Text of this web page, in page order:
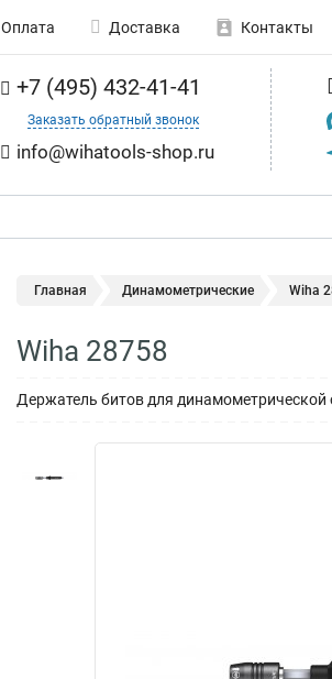
Оплата Доставка Контакты
+7 (495) 432-41-41
Заказать обратный звонок
info@wihatools-shop.ru
Главная Динамометрические Wiha
Wiha 28758
Держатель битов для динамометрической